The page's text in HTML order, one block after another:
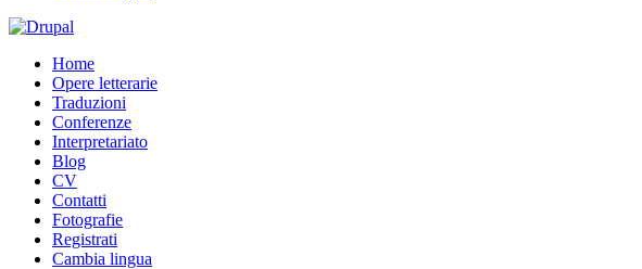
Home
Opere letterarie
Traduzioni
Conferenze
Interpretariato
Blog
CV
Contatti
Fotografie
Registrati
Cambia lingua